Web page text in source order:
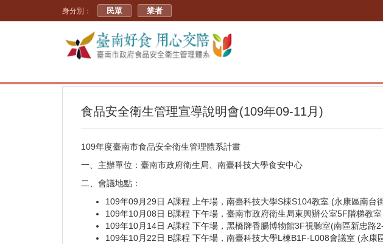
身分別： 民眾 業者
食品安全衛生管理宣導說明會(109年09-11月)
109年度臺南市食品安全衛生管理體系計畫
一、主辦單位：臺南市政府衛生局、南臺科技大學食安中心
二、會議地點：
109年09月29日 A課程 上午場，南臺科技大學S棟S104教室 (永康區南台
109年10月08日 B課程 下午場，臺南市政府衛生局東興辦公室5F階梯教
109年10月14日 A課程 下午場，黑橋牌香腸博物館3F視聽室(南區新忠路
109年10月22日 B課程 下午場，南臺科技大學L棟B1F-L008會議室 (永康